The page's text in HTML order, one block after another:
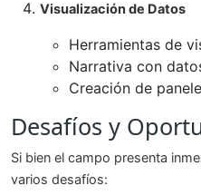
Visualización de Datos
Herramientas de
Narrativa con
Creación de
Desafíos y
Si bien el campo presenta
varios desafíos: